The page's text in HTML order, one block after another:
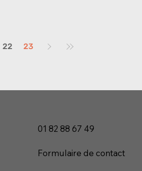
22 23
01 82 88 67 49
Formulaire de contact